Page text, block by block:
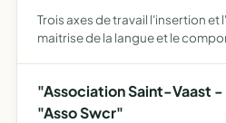
Trois axes de travail l'insertion et
maitrise de la langue et le
"Association Saint-Vaast -
"Asso Swcr"